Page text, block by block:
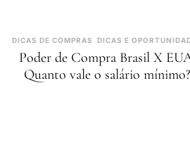
DICAS DE COMPRAS DICAS E
Poder de Compra Brasil X
Quanto vale o salário mínimo?